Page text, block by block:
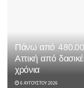
Πάνω από
Αττική από
χρόνια
6 ΑΥΓΟΎΣΤΟΥ 2026